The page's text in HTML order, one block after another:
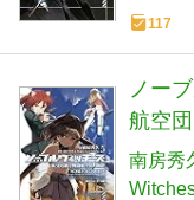
117
ノー
航空
南房秀